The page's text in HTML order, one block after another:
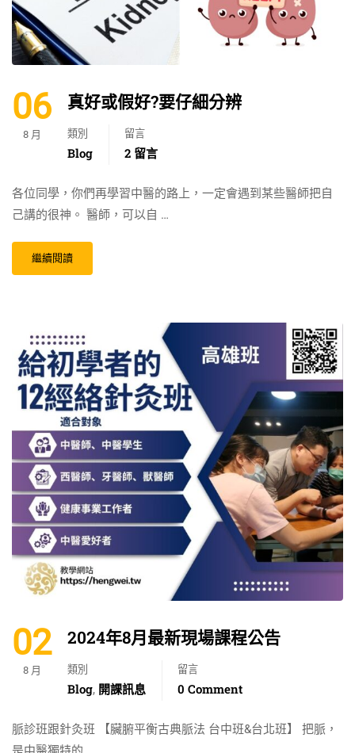
06
8 月
真好或假好?要仔細分辨
類別
Blog
留言
2 留言
各位同學，你們再學習中醫的路上，一定會遇到某些醫師把自
己講的很神。 醫師，可以自 …
繼續閱讀
02
8 月
2024年8月最新現場課程公告
類別
Blog, 開課訊息
留言
0 Comment
脈診班跟針灸班 【臟腑平衡古典脈法 台中班&台北班】 把脈，